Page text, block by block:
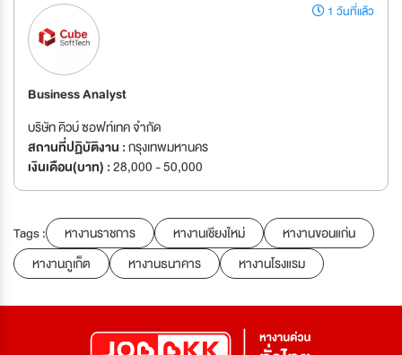
1 วันที่แล้ว
Business Analyst
บริษัท คิวบ์ ซอฟท์เทค จำกัด
สถานที่ปฏิบัติงาน :กรุงเทพมหานคร
เงินเดือน(บาท) :28,000 - 50,000
Tags : หางานราชการ หางานเชียงใหม่
หางานขอนแก่น
หางานภูเก็ต
หางานธนาคาร หางานโรงแรม